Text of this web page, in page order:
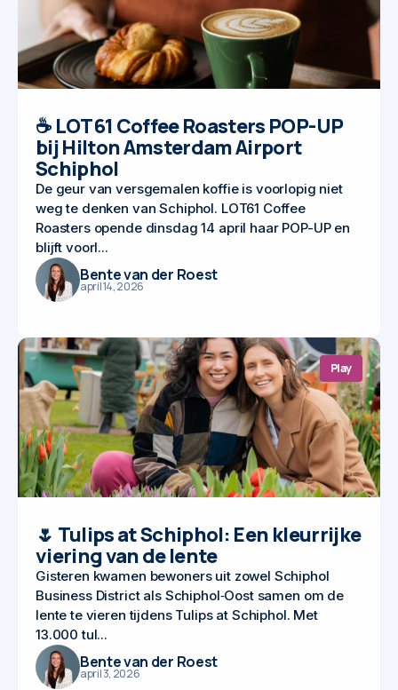
☕ LOT61 Coffee Roasters POP-UP
bij Hilton Amsterdam Airport
Schiphol
De geur van versgemalen koffie is voorlopig niet
weg te denken van Schiphol. LOT61 Coffee
Roasters opende dinsdag 14 april haar POP-UP en
blijft voorl...
Bente van der Roest
april 14, 2026
🌷 Tulips at Schiphol: Een kleurrijke
viering van de lente
Gisteren kwamen bewoners uit zowel Schiphol
Business District als Schiphol‑Oost samen om de
lente te vieren tijdens Tulips at Schiphol. Met
13.000 tul...
Play
Bente van der Roest
april 3, 2026